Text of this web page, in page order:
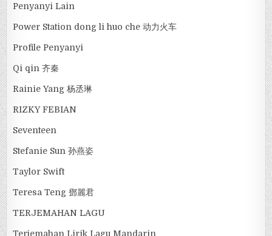
Penyanyi Lain
Power Station dong li huo che 动力火车
Profile Penyanyi
Qi qin 齐秦
Rainie Yang 杨丞琳
RIZKY FEBIAN
Seventeen
Stefanie Sun 孙燕姿
Taylor Swift
Teresa Teng 鄧麗君
TERJEMAHAN LAGU
Terjemahan Lirik Lagu Mandarin